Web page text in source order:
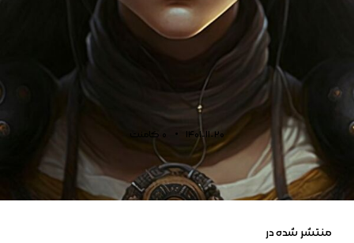
1401-11-20
0 کامنت
منتشر شده در